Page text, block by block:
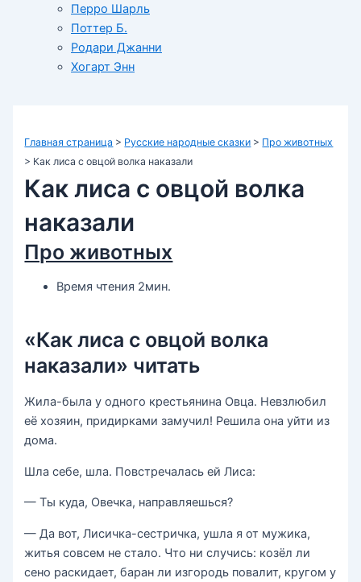
Перро Шарль
Поттер Б.
Родари Джанни
Хогарт Энн
Главная страница > Русские народные сказки > Про животных
> Как лиса с овцой волка наказали
Как лиса с овцой волка
наказали
Про животных
Время чтения 2мин.
«Как лиса с овцой волка
наказали» читать
Жила-была у одного крестьянина Овца. Невзлюбил
её хозяин, придирками замучил! Решила она уйти из
дома.
Шла себе, шла. Повстречалась ей Лиса:
— Ты куда, Овечка, направляешься?
— Да вот, Лисичка-сестричка, ушла я от мужика,
житья совсем не стало. Что ни случись: козёл ли
сено раскидает, баран ли изгородь повалит, кругом у